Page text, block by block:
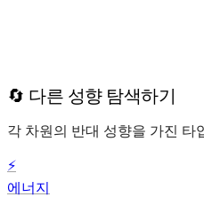
🔄 다른 성향 탐색하기
각 차원의 반대 성향을 가진 타
⚡
에너지